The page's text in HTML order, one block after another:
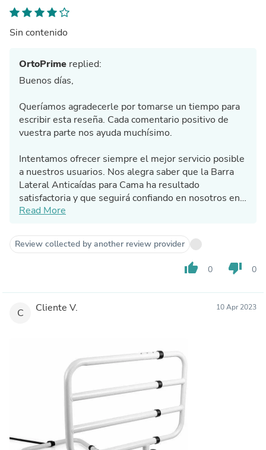
Sin contenido
OrtoPrime replied:
Buenos días,
Queríamos agradecerle por tomarse un tiempo para
escribir esta reseña. Cada comentario positivo de
vuestra parte nos ayuda muchísimo.
Intentamos ofrecer siempre el mejor servicio posible
a nuestros usuarios. Nos alegra saber que la Barra
Lateral Anticaídas para Cama ha resultado
satisfactoria y que seguirá confiando en nosotros en
el futuro.
Desde Ortoprime estaremos encantados de poder
asesorarle y ayudarle en lo que necesite.
Read More
Review collected by another review provider
thumb_up 0 thumb_down 0
C Cliente V. 10 Apr 2023